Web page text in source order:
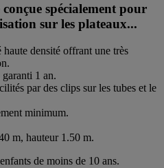
spécialement pour
sur les plateaux...
densité offrant une très
1 an.
par des clips sur les tubes et le
minimum.
m, hauteur 1.50 m.
de moins de 10 ans.